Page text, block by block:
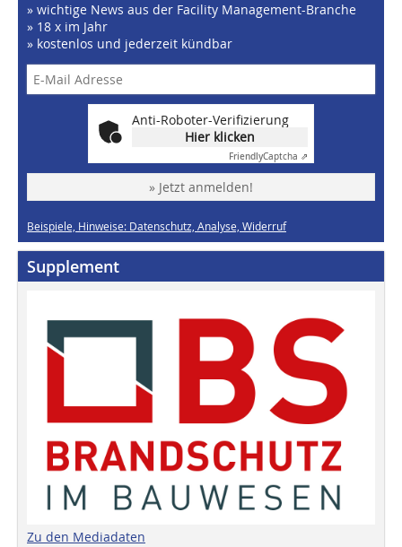
» wichtige News aus der Facility Management-Branche
» 18 x im Jahr
» kostenlos und jederzeit kündbar
Anti-Roboter-Verifizierung
Hier klicken
FriendlyCaptcha ⇗
» Jetzt anmelden!
Beispiele, Hinweise: Datenschutz, Analyse, Widerruf
Supplement
Zu den Mediadaten